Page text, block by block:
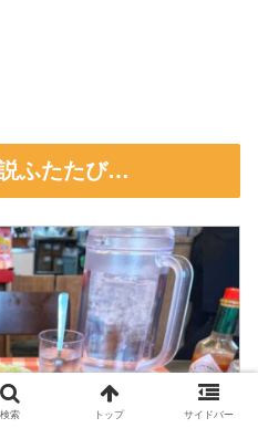
ふたたび…
検索 トップ サイドバー